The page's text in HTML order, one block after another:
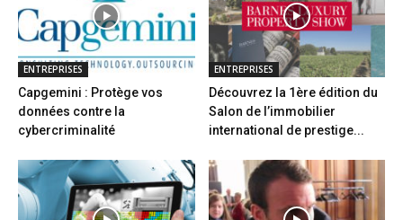
ENTREPRISES
Capgemini : Protège vos
données contre la
cybercriminalité
ENTREPRISES
Découvrez la 1ère édition du
Salon de l’immobilier
international de prestige...